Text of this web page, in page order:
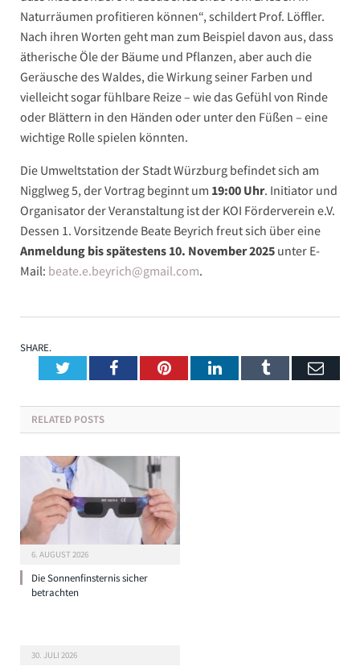
Naturräumen profitieren können“, schildert Prof. Löffler.
Nach ihren Worten geht man zum Beispiel davon aus, dass
ätherische Öle der Bäume und Pflanzen, aber auch die
Geräusche des Waldes, die Wirkung seiner Farben und
vielleicht sogar fühlbare Reize – wie das Gefühl von Rinde
oder Blättern in den Händen oder unter den Füßen – eine
wichtige Rolle spielen könnten.
Die Umweltstation der Stadt Würzburg befindet sich am
Nigglweg 5, der Vortrag beginnt um 19:00 Uhr. Initiator und
Organisator der Veranstaltung ist der KOI Förderverein e.V.
Dessen 1. Vorsitzende Beate Beyrich freut sich über eine
Anmeldung bis spätestens 10. November 2025 unter E-
Mail: beate.e.beyrich@gmail.com.
SHARE.
TwitterFacebookPinterestLinkedInTumblr
RELATED POSTS
6. AUGUST 2026
Die Sonnenfinsternis sicher
betrachten
30. JULI 2026